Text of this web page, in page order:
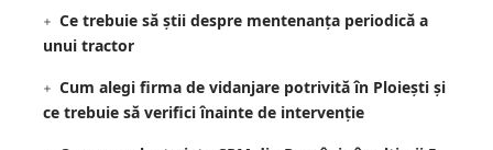
Ce trebuie să știi despre mentenanța periodică a
unui tractor
Cum alegi firma de vidanjare potrivită în Ploiești și
ce trebuie să verifici înainte de intervenție